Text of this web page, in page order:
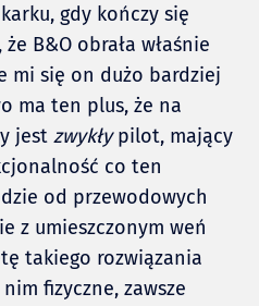
gdy kończy się
B&O obrała właśnie
mi się on dużo bardziej
ma ten plus, że na
jest zwykłypilot, mający
co ten
od przewodowych
z umieszczonym weń
takiego rozwiązania
fizyczne, zawsze